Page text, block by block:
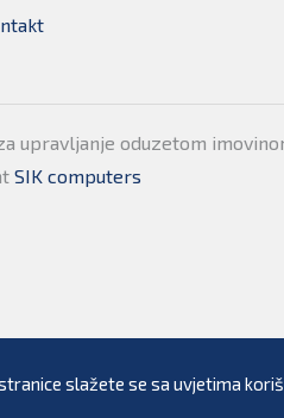
upravljanje oduzetom
SIK computers
slažete se sa uvjetima